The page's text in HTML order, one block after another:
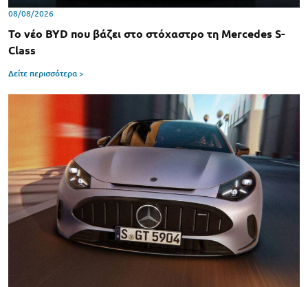
08/08/2026
Το νέο BYD που βάζει στο στόχαστρο τη Mercedes S-
Class
Δείτε περισσότερα >